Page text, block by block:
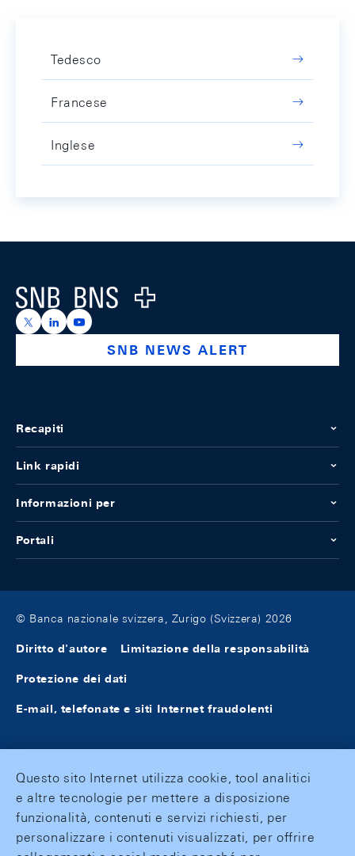
Tedesco
Francese
Inglese
Logo
https://x.com/snb_bns
https://ch.linkedin.com/company/swiss-national-
https://www.youtube.com/@swissnationalbank
SNB NEWS ALERT
Recapiti
Link rapidi
Informazioni per
Portali
© Banca nazionale svizzera, Zurigo (Svizzera) 2026
Diritto d'autore Limitazione della responsabilità
Protezione dei dati
E-mail, telefonate e siti Internet fraudolenti
Questo sito Internet utilizza cookie, tool analitici
e altre tecnologie per mettere a disposizione
funzionalità, contenuti e servizi richiesti, per
personalizzare i contenuti visualizzati, per offrire